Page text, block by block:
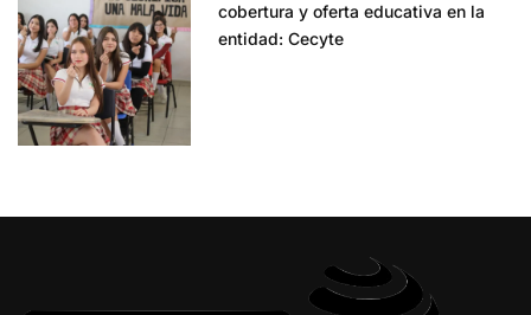
cobertura y oferta educativa en la
entidad: Cecyte